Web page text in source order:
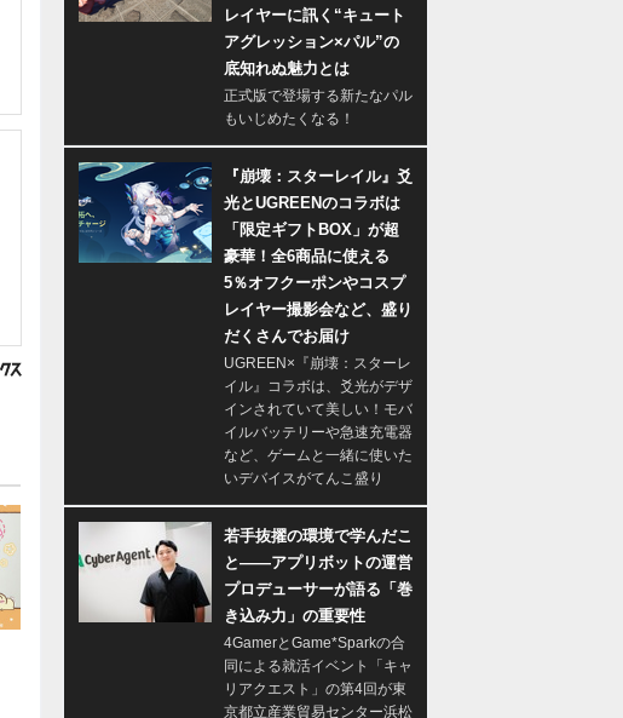
レイヤーに訊く“キュート
アグレッション×パル”の
底知れぬ魅力とは
正式版で登場する新たなパル
もいじめたくなる！
『崩壊：スターレイル』爻
光とUGREENのコラボは
「限定ギフトBOX」が超
豪華！全6商品に使える
5％オフクーポンやコスプ
レイヤー撮影会など、盛り
だくさんでお届け
UGREEN×『崩壊：スターレ
イル』コラボは、爻光がデザ
インされていて美しい！モバ
イルバッテリーや急速充電器
など、ゲームと一緒に使いた
いデバイスがてんこ盛り
若手抜擢の環境で学んだこ
と――アプリボットの運営
プロデューサーが語る「巻
き込み力」の重要性
4GamerとGame*Sparkの合
同による就活イベント「キャ
リアクエスト」の第4回が東
京都立産業貿易センター浜松